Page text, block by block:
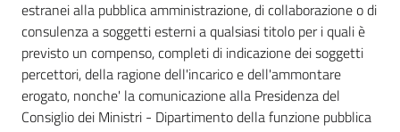
estranei alla pubblica amministrazione, di collaborazione o di
consulenza a soggetti esterni a qualsiasi titolo per i quali è
previsto un compenso, completi di indicazione dei soggetti
percettori, della ragione dell'incarico e dell'ammontare
erogato, nonche' la comunicazione alla Presidenza del
Consiglio dei Ministri - Dipartimento della funzione pubblica